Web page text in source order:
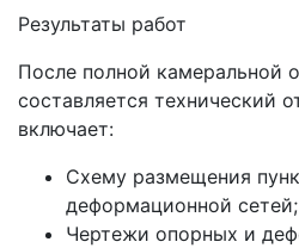
Результаты работ
После полной камеральной
составляется технический
включает:
Схему размещения
деформационной сетей;
Чертежи опорных и